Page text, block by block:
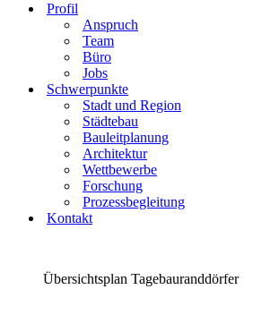
Profil
Anspruch
Team
Büro
Jobs
Schwerpunkte
Stadt und Region
Städtebau
Bauleitplanung
Architektur
Wettbewerbe
Forschung
Prozessbegleitung
Kontakt
Übersichtsplan Tagebauranddörfer